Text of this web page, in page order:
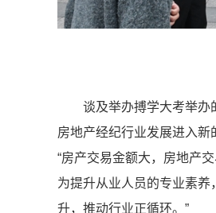
谈及举办搏学大考举办
房地产经纪行业发展进入新
“房产交易金额大，房地产
为提升从业人员的专业素
升，推动行业正循环。”